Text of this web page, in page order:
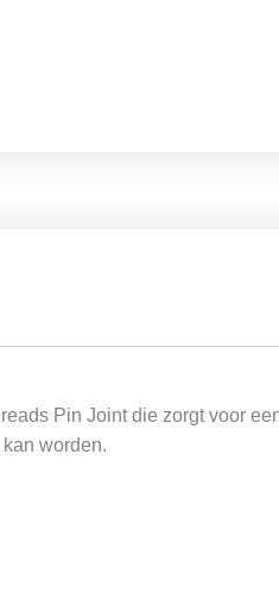
Pin Joint die zorgt voor
worden.